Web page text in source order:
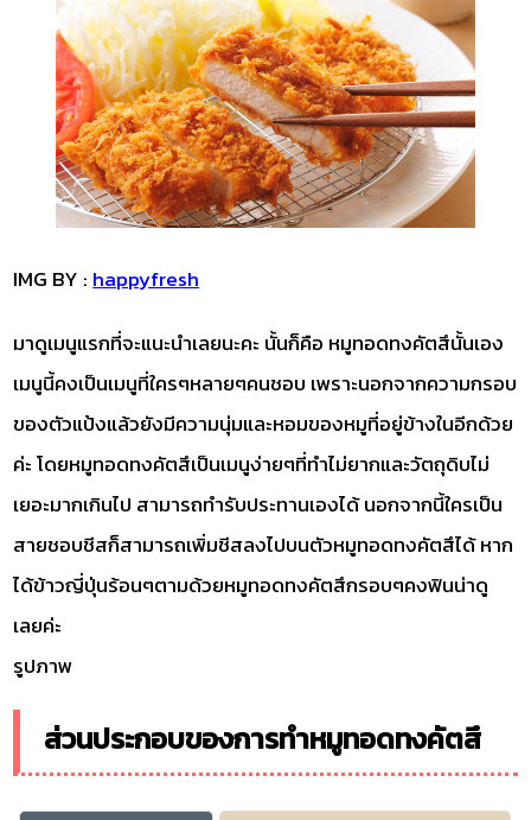
IMG BY : happyfresh
มาดูเมนูแรกที่จะแนะนำเลยนะคะ นั้นก็คือ หมูทอดทงคัตสึนั้นเอง
เมนูนี้คงเป็นเมนูที่ใครๆหลายๆคนชอบ เพราะนอกจากความกรอบ
ของตัวแป้งแล้วยังมีความนุ่มและหอมของหมูที่อยู่ข้างในอีกด้วย
ค่ะ โดยหมูทอดทงคัตสึเป็นเมนูง่ายๆที่ทำไม่ยากและวัตถุดิบไม่
เยอะมากเกินไป สามารถทำรับประทานเองได้ นอกจากนี้ใครเป็น
สายชอบชีสก็สามารถเพิ่มชีสลงไปบนตัวหมูทอดทงคัตสึได้ หาก
ได้ข้าวญี่ปุ่นร้อนๆตามด้วยหมูทอดทงคัตสึกรอบๆคงฟินน่าดู
เลยค่ะ
รูปภาพ
ส่วนประกอบของการทำหมูทอดทงคัตสึ